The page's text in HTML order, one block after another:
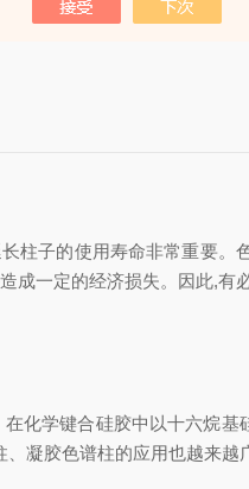
子的使用寿命非常重要。
一定的经济损失。因此,有
化学键合硅胶中以十六烷
凝胶色谱柱的应用也越来越